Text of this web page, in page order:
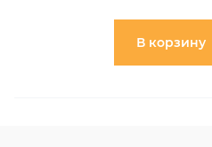
В корзину